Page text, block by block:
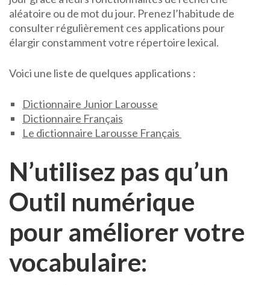
aléatoire ou de mot du jour. Prenez l’habitude de
consulter régulièrement ces applications pour
élargir constamment votre répertoire lexical.
Voici une liste de quelques applications :
Dictionnaire Junior Larousse
Dictionnaire Français
Le dictionnaire Larousse Français
N’utilisez pas qu’un
Outil numérique
pour améliorer votre
vocabulaire: